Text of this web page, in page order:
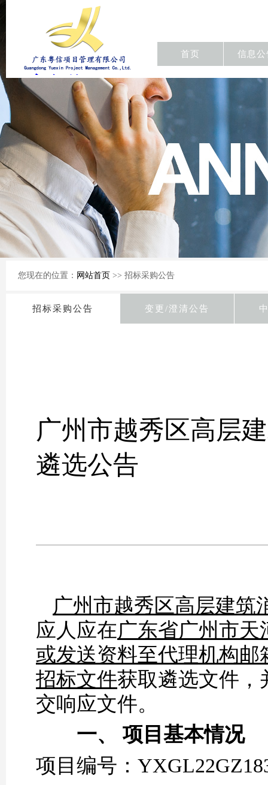
东粤信项目
管理有限公
司/
首页 信息公
您现在的位置： 网站首页 >> 招标采购公告
招标采购公告 变更/澄清公告
广州市越秀区高层
遴选公告
广州市越秀区高层建筑
应人 应在广东省广州市天
或发送资料至代理机构邮
招标文件获取遴选文件，
交响应文件。
一、 项目基本情况
项目编号：